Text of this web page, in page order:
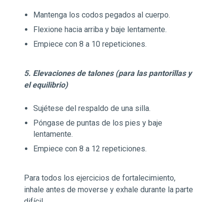
Mantenga los codos pegados al cuerpo.
Flexione hacia arriba y baje lentamente.
Empiece con 8 a 10 repeticiones.
5. Elevaciones de talones (para las pantorillas y
el equilibrio)
Sujétese del respaldo de una silla.
Póngase de puntas de los pies y baje
lentamente.
Empiece con 8 a 12 repeticiones.
Para todos los ejercicios de fortalecimiento,
inhale antes de moverse y exhale durante la parte